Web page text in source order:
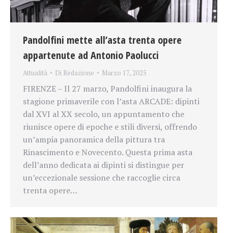
Pandolfini mette all’asta trenta opere
appartenute ad Antonio Paolucci
Attualità Di Redazione Marzo 17, 2025
FIRENZE – Il 27 marzo, Pandolfini inaugura la
stagione primaverile con l’asta ARCADE: dipinti
dal XVI al XX secolo, un appuntamento che
riunisce opere di epoche e stili diversi, offrendo
un’ampia panoramica della pittura tra
Rinascimento e Novecento. Questa prima asta
dell’anno dedicata ai dipinti si distingue per
un’eccezionale sessione che raccoglie circa
trenta opere…